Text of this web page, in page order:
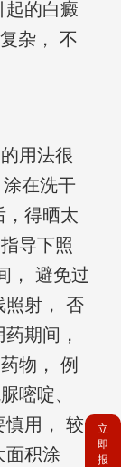
起的白癜
杂， 不
用法很
在洗干
，得晒太
导下照
， 避免过
照射， 否
期间，
物， 例
嘧啶、
慎用， 较
面积涂
立
即
报